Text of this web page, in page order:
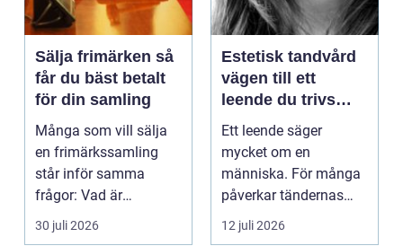
Sälja frimärken så
får du bäst betalt
för din samling
Många som vill sälja
en frimärkssamling
står inför samma
frågor: Vad är
samlingen värd? Var
vänder m...
30 juli 2026
Estetisk tandvård
vägen till ett
leende du trivs
med
Ett leende säger
mycket om en
människa. För många
påverkar tändernas
utseende både
självförtroendet ...
12 juli 2026